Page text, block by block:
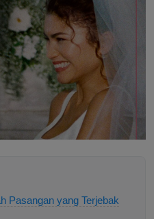
Pasangan yang Terjebak